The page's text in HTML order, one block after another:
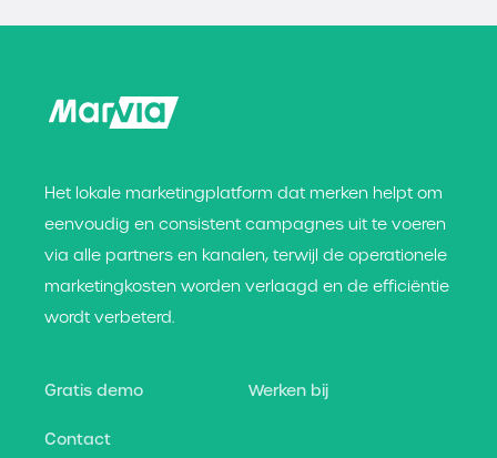
Het lokale marketingplatform dat merken helpt om
eenvoudig en consistent campagnes uit te voeren
via alle partners en kanalen, terwijl de operationele
marketingkosten worden verlaagd en de efficiëntie
wordt verbeterd.
Gratis demo Werken bij
Contact